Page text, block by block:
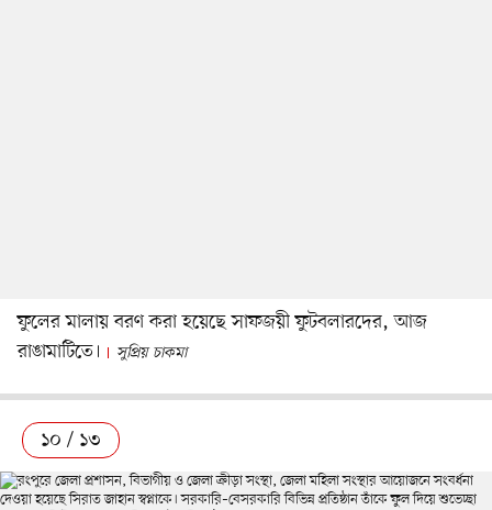
ফুলের মালায় বরণ করা হয়েছে সাফজয়ী ফুটবলারদের, আজ
রাঙামাটিতে।
সুপ্রিয় চাকমা
১০ / ১৩